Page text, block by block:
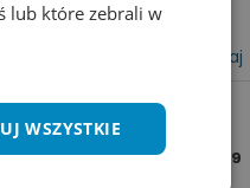
Porównaj
250 - 999
lub które zebrali w
WSZYSTKIE